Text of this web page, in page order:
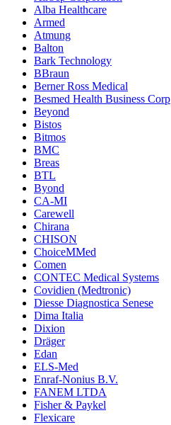
Alba Healthcare
Armed
Atmung
Balton
Bark Technology
BBraun
Berner Ross Medical
Besmed Health Business Corp
Beyond
Bistos
Bitmos
BMC
Breas
BTL
Byond
CA-MI
Carewell
Chirana
CHISON
ChoiceMMed
Comen
CONTEC Medical Systems
Covidien (Medtronic)
Diesse Diagnostica Senese
Dima Italia
Dixion
Dräger
Edan
ELS-Med
Enraf-Nonius B.V.
FANEM LTDA
Fisher & Paykel
Flexicare